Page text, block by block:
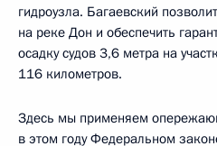
гидроузла. Багаевский
на реке Дон и обеспечить
осадку судов 3,6 метра на
116 километров.
Здесь мы применяем
в этом году Федеральном